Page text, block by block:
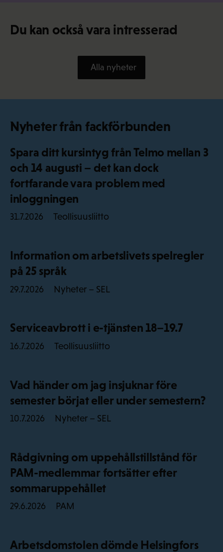
Du kan också vara intresserad
Alla nyheter
Nyheter från fackförbunden
Spara ditt kursintyg från Telmo mellan 3
och 14 augusti – det kan dock
fortfarande vara problem med
inloggningen
31.7.2026 Teollisuusliitto
Information om arbetslivets spelregler
på 25 språk
29.7.2026 Nyheter – SEL
Serviceavbrott i e-tjänsten 18–19.7
16.7.2026 Teollisuusliitto
Vad händer om jag insjuknar före
semester börjat eller under semestern?
10.7.2026 Nyheter – SEL
Rådgivning om uppehållstillstånd för
PAM-medlemmar fortsätter efter
sommaruppehållet
29.6.2026 PAM
Arbetsdomstolen dömde Helsingfors